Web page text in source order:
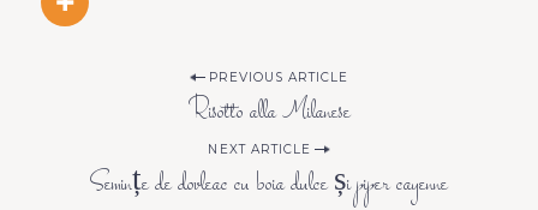
PREVIOUS ARTICLE
Risotto alla Milanese
NEXT ARTICLE
Semințe de dovleac cu boia dulce și piper cayenne